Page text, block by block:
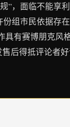
，面临不能享
组市民依据存
有赛博朋克风
后得抵评论者